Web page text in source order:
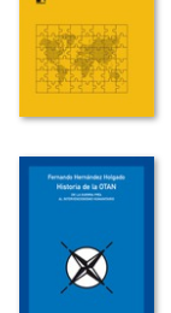
Euskadi
Feminismo
Filosofía
Física
Ver todas... (21)
CATÁLOGOS PDF